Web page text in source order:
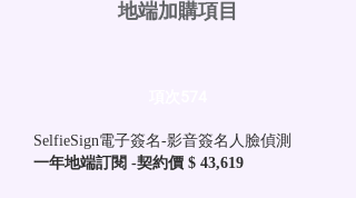
地端加購項目
SelfieSign電子簽名-影音簽名人臉偵測
一年地端訂閱 -契約價 $ 43,619